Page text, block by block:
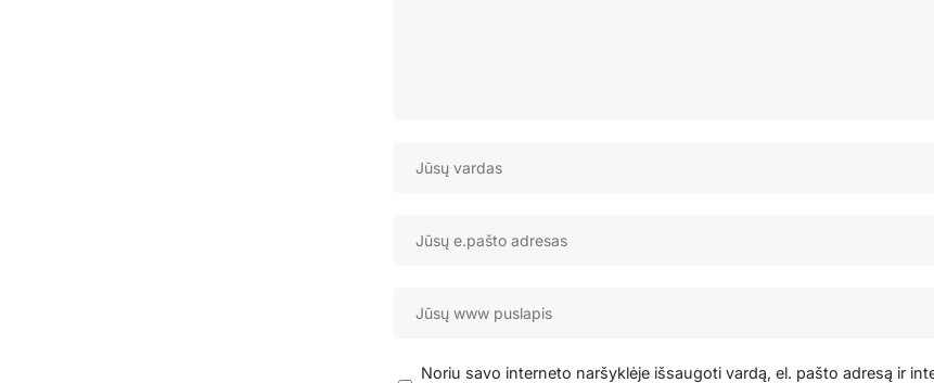
Noriu savo interneto naršyklėje išsaugoti vardą, el. pašto adresą ir